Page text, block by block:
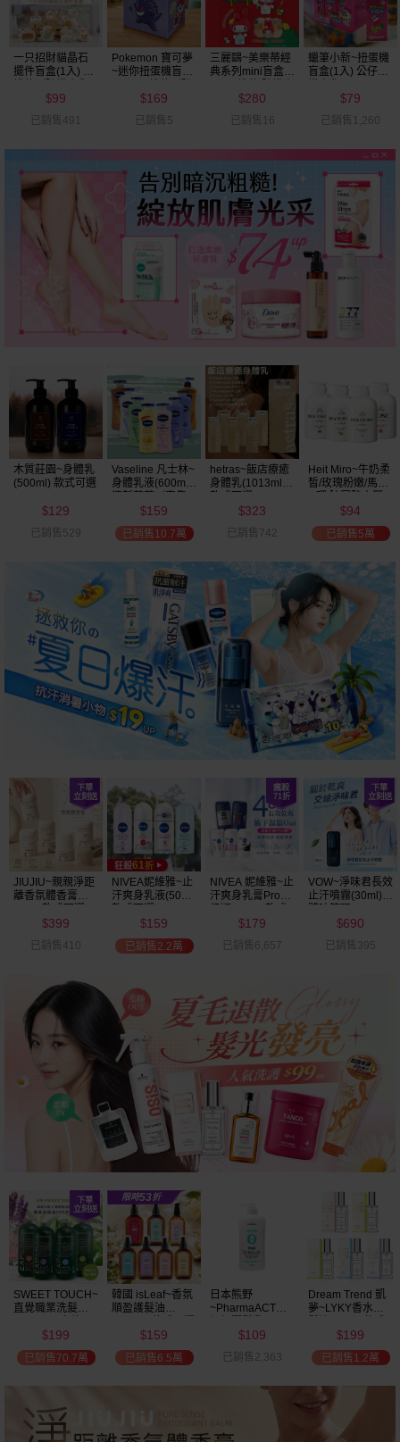
一只招財貓晶石
擺件盲盒(1入) 不
$99
已銷售491
Pokemon 寶可夢
~迷你扭蛋機盲盒
機出貨$169
已銷售5
三麗鷗~美樂蒂經
典系列mini盲盒(1
$280
已銷售16
蠟筆小新~扭蛋機
盲盒(1入) 公仔隨
$79
已銷售1,260
木質莊園~身體乳
(500ml) 款式可選
$129
已銷售529
Vaseline 凡士林~
身體乳液(600ml)
保濕鎖水／全方
位保濕鎖水／可
可油／薰衣草／
+E 款式可選
$159
已銷售10.7萬
hetras~飯店療癒
身體乳(1013ml)
$323
已銷售742
Heit Miro~牛奶柔
皙/玫瑰粉嫩/馬油
乳液(400ml)
$94
已銷售5萬
JIUJIU~親親淨距
離香氛體香膏
$399
已銷售410
NIVEA妮維雅~止
汗爽身乳液(50ml)
$159
已銷售2.2萬
NIVEA 妮維雅~止
汗爽身乳膏Pro升
$179
已銷售6,657
VOW~淨味君長效
止汗噴霧(30ml)
$690
已銷售395
SWEET TOUCH~
直覺職業洗髮精
選 全新包裝
$199
已銷售70.7萬
韓國 isLeaf~香氛
順盈護髮油
$159
已銷售6.5萬
日本熊野
~PharmaACT無
(600ml)
$109
已銷售2,363
Dream Trend 凱
夢~LYKY香水護
$199
已銷售1.2萬